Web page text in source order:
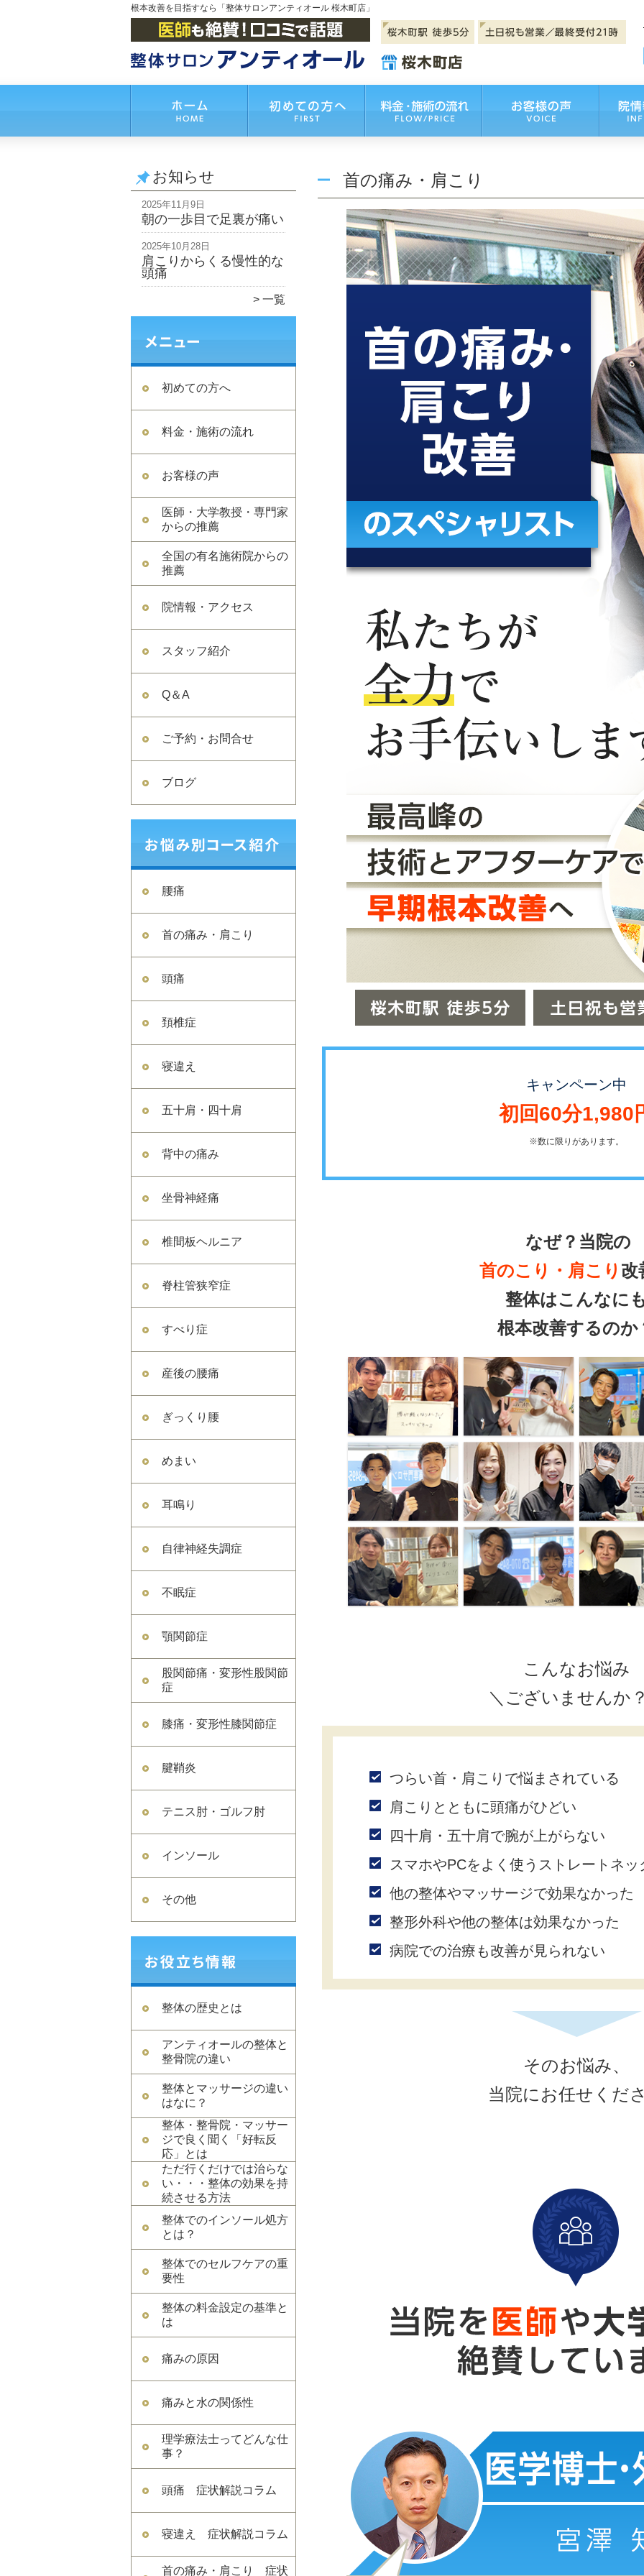
根本改善を目指すなら「整体サロンアンティオール 桜木町店」
お知らせ
2025年11月9日
朝の一歩目で足裏が痛い
2025年10月28日
肩こりからくる慢性的な
頭痛
一覧
初めての方へ
料金・施術の流れ
お客様の声
医師・大学教授・専門家
からの推薦
全国の有名施術院からの
推薦
院情報・アクセス
スタッフ紹介
Q＆A
ご予約・お問合せ
ブログ
腰痛
首の痛み・肩こり
頭痛
頚椎症
寝違え
五十肩・四十肩
背中の痛み
坐骨神経痛
椎間板ヘルニア
脊柱管狭窄症
すべり症
産後の腰痛
ぎっくり腰
めまい
耳鳴り
自律神経失調症
不眠症
顎関節症
股関節痛・変形性股関節
症
膝痛・変形性膝関節症
腱鞘炎
テニス肘・ゴルフ肘
インソール
その他
整体の歴史とは
アンティオールの整体と
整骨院の違い
整体とマッサージの違い
はなに？
整体・整骨院・マッサー
ジで良く聞く「好転反
応」とは
ただ行くだけでは治らな
い・・・整体の効果を持
続させる方法
整体でのインソール処方
とは？
整体でのセルフケアの重
要性
整体の料金設定の基準と
は
痛みの原因
痛みと水の関係性
理学療法士ってどんな仕
事？
頭痛 症状解説コラム
寝違え 症状解説コラム
首の痛み・肩こり 症状
首の痛み・肩こり
キャンペーン中
初回60分1,980
※数に限りがあります。
なぜ？当院の
首のこり・肩こり 改
整体はこんなに
根本改善するのか
こんなお悩み
＼ございませんか
つらい首・肩こりで悩まされている
肩こりとともに頭痛がひどい
四十肩・五十肩で腕が上がらない
スマホやPCをよく使うストレートネッ
他の整体やマッサージで効果なかった
整形外科や他の整体は効果なかった
病院での治療も改善が見られない
そのお悩み、
当院にお任せくだ